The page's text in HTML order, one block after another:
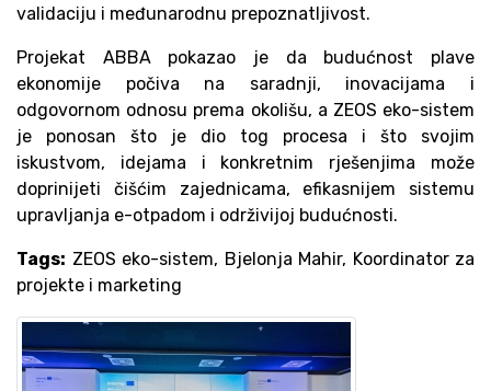
validaciju i međunarodnu prepoznatljivost.
Projekat ABBA pokazao je da budućnost plave
ekonomije počiva na saradnji, inovacijama i
odgovornom odnosu prema okolišu, a ZEOS eko-sistem
je ponosan što je dio tog procesa i što svojim
iskustvom, idejama i konkretnim rješenjima može
doprinijeti čišćim zajednicama, efikasnijem sistemu
upravljanja e-otpadom i održivijoj budućnosti.
Tags: ZEOS eko-sistem, Bjelonja Mahir, Koordinator za
projekte i marketing